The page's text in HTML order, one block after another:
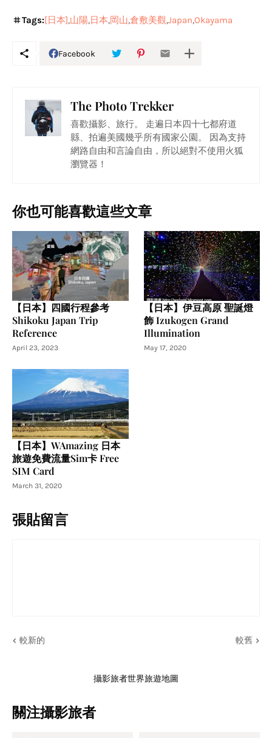
Tags:[日本] 山陽 日本 岡山 倉敷美觀Japan Okayama
Facebook
The Photo Trekker
喜歡攝影、旅行。 走遍日本四十七都府道
縣、拍遍美國幾乎所有國家公園。 因為支持
網路自由和言論自由，所以絕對不使用火狐
瀏覽器！
你也可能喜歡這些文章
【日本】四國行程參考
Shikoku Japan Trip
Reference
April 23, 2023
【日本】伊豆高原 聖誕燈
飾 Izukogen Grand
Illumination
May 17, 2020
【日本】WAmazing 日本
旅遊免費流量Sim卡 Free
SIM Card
March 31, 2020
張貼留言
較新的 較舊
攝影旅者世界旅遊地圖
關注攝影旅者